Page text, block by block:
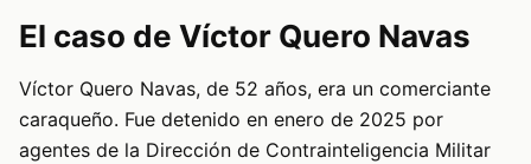
El caso de Víctor Quero Navas
Víctor Quero Navas, de 52 años, era un comerciante
caraqueño. Fue detenido en enero de 2025 por
agentes de la Dirección de Contrainteligencia Militar